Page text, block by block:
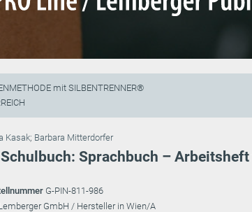
mit SILBENTRENNER®
Kasak; Barbara Mitterdorfer
Sprachbuch –
G-PIN-811-986
GmbH / Hersteller in Wien/A